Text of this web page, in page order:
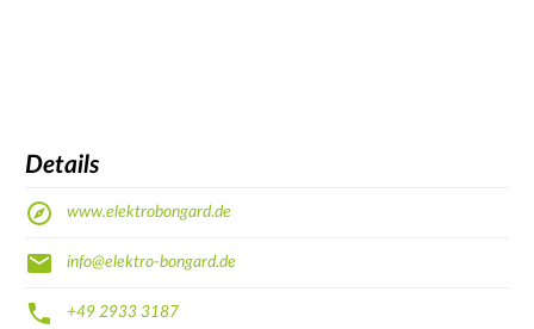
Details
www.elektrobongard.de
info@elektro-bongard.de
+49 2933 3187